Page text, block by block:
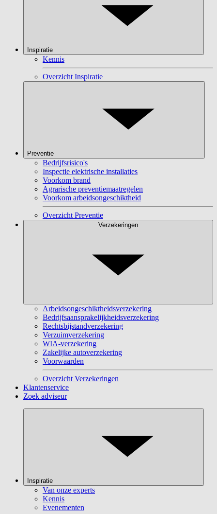
Inspiratie
Kennis
Overzicht Inspiratie
Preventie
Bedrijfsrisico's
Inspectie elektrische installaties
Voorkom brand
Agrarische preventiemaatregelen
Voorkom arbeidsongeschiktheid
Overzicht Preventie
Verzekeringen
Arbeidsongeschiktheidsverzekering
Bedrijfsaansprakelijkheidsverzekering
Rechtsbijstandverzekering
Verzuimverzekering
WIA-verzekering
Zakelijke autoverzekering
Voorwaarden
Overzicht Verzekeringen
Klantenservice
Zoek adviseur
Inspiratie
Van onze experts
Kennis
Evenementen